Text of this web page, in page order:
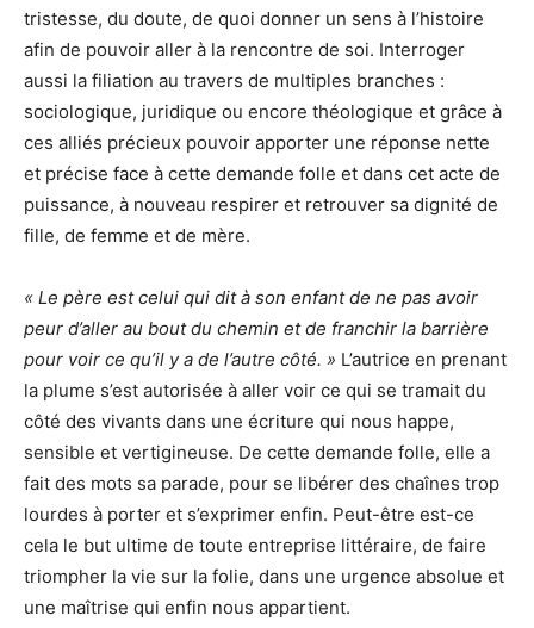
tristesse, du doute, de quoi donner un sens à l’histoire
afin de pouvoir aller à la rencontre de soi. Interroger
aussi la filiation au travers de multiples branches :
sociologique, juridique ou encore théologique et grâce à
ces alliés précieux pouvoir apporter une réponse nette
et précise face à cette demande folle et dans cet acte de
puissance, à nouveau respirer et retrouver sa dignité de
fille, de femme et de mère.
« Le père est celui qui dit à son enfant de ne pas avoir
peur d’aller au bout du chemin et de franchir la barrière
pour voir ce qu’il y a de l’autre côté. » L’autrice en prenant
la plume s’est autorisée à aller voir ce qui se tramait du
côté des vivants dans une écriture qui nous happe,
sensible et vertigineuse. De cette demande folle, elle a
fait des mots sa parade, pour se libérer des chaînes trop
lourdes à porter et s’exprimer enfin. Peut-être est-ce
cela le but ultime de toute entreprise littéraire, de faire
triompher la vie sur la folie, dans une urgence absolue et
une maîtrise qui enfin nous appartient.